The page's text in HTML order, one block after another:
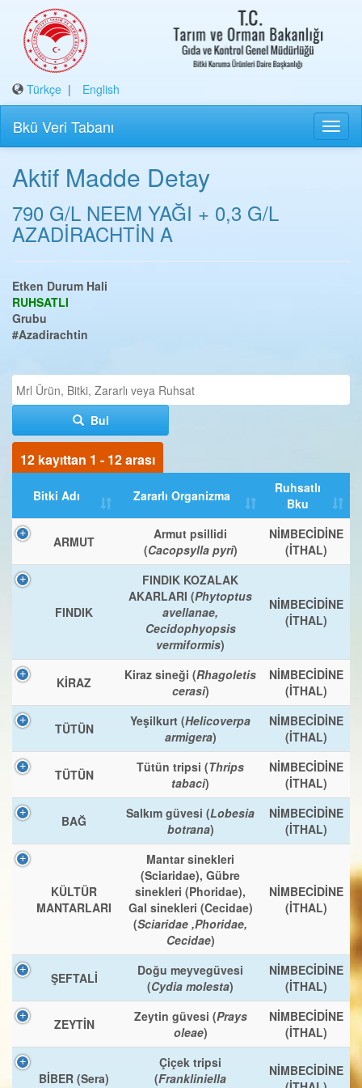
Türkçe | English
Bkü Veri Tabanı
Aktif Madde Detay
790 G/L NEEM YAĞI + 0,3 G/L
AZADİRACHTİN A
Etken Durum Hali
RUHSATLI
Grubu
#Azadirachtin
Bul
12 kayıttan 1 - 12 arası
Bitki Adı Zararlı Organizma
Ruhsatlı
Bku
ARMUT
Armut psillidi
(Cacopsylla pyri)
NİMBECİDİNE
(İTHAL)
FINDIK
FINDIK KOZALAK
AKARLARI (Phytoptus
avellanae,
Cecidophyopsis
vermiformis)
NİMBECİDİNE
(İTHAL)
KİRAZ Kiraz sineği (Rhagoletis
cerasi)
NİMBECİDİNE
(İTHAL)
TÜTÜN Yeşilkurt (Helicoverpa
armigera)
NİMBECİDİNE
(İTHAL)
TÜTÜN Tütün tripsi (Thrips
tabaci)
NİMBECİDİNE
(İTHAL)
BAĞ Salkım güvesi (Lobesia
botrana)
NİMBECİDİNE
(İTHAL)
KÜLTÜR
MANTARLARI
Mantar sinekleri
(Sciaridae), Gübre
sinekleri (Phoridae),
Gal sinekleri (Cecidae)
(Sciaridae ,Phoridae,
Cecidae)
NİMBECİDİNE
(İTHAL)
ŞEFTALİ
Doğu meyvegüvesi
(Cydia molesta)
NİMBECİDİNE
(İTHAL)
ZEYTİN Zeytin güvesi (Prays
oleae)
NİMBECİDİNE
(İTHAL)
BİBER (Sera)
Çiçek tripsi
(Frankliniella
NİMBECİDİNE